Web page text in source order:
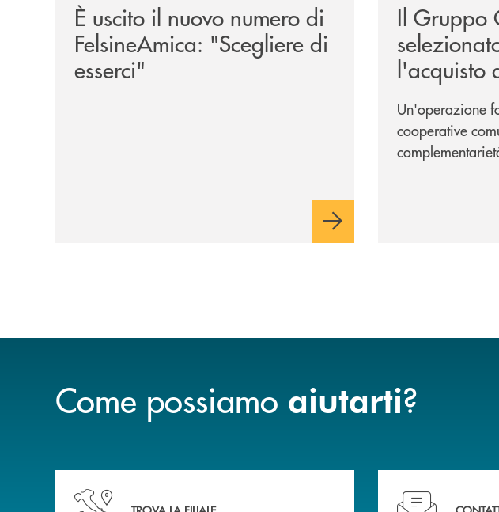
È uscito il nuovo numero di
FelsineAmica: "Scegliere di
esserci"
Il Gruppo
l'acquisto
Un'operazione
cooperative
Come possiamo aiutarti?
Accedi all' elenco completo delle nostre&nbsp; filiali . Ti serve